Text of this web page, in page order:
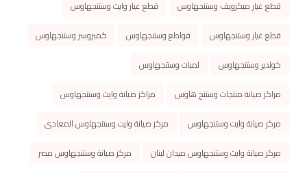
قطع غيار ميكرويف وستنجهاوس
قطع غيار وايت وستنجهاوس
قطع غيار وستنجهاوس
قواطع وستنجهاوس
كمبروسر وستنجهاوس
كولدير وستنجهاوس
لمبات وستنجهاوس
مراكز صيانة منتجات وستنج هاوس
مراكز صيانة وايت وستنجهاوس
مركز صيانة وايت وستنجهاوس
مركز صيانة وايت وستنجهاوس المعادى
مركز صيانة وايت وستنجهاوس ميدان لبنان
مركز صيانة وستنجهاوس مصر